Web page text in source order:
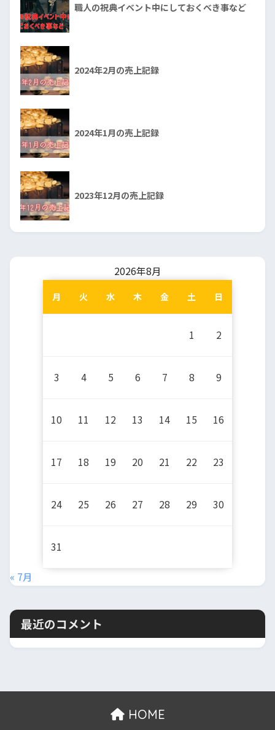
職人の祝典イベント中にしておくべき事など
2024年2月の売上記録
2024年1月の売上記録
2023年12月の売上記録
2026年8月
月 火 水 木 金 土 日
1 2
3 4 5 6 7 8 9
10 11 12 13 14 15 16
17 18 19 20 21 22 23
24 25 26 27 28 29 30
31
« 7月
最近のコメント
HOME